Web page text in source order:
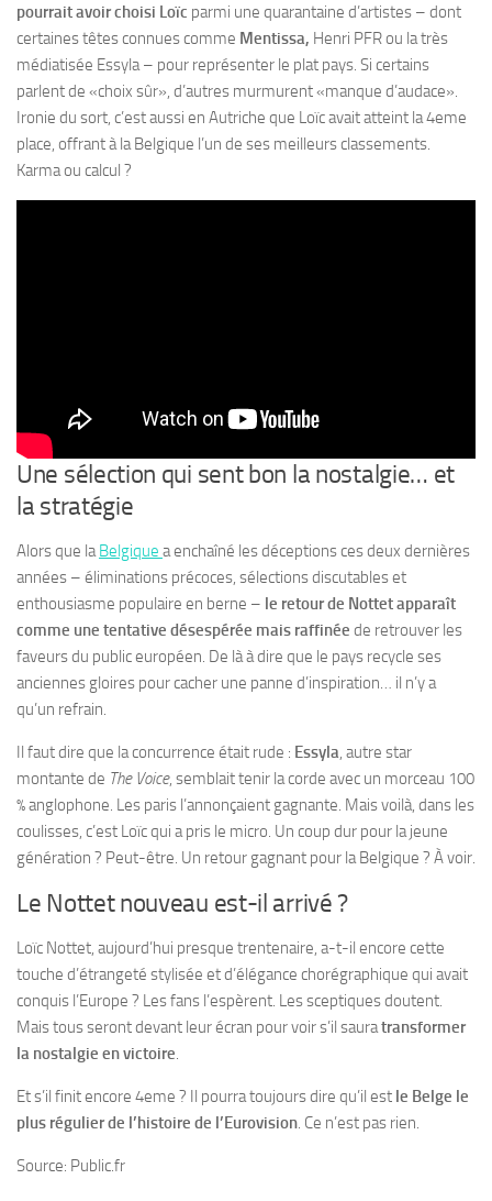
pourrait avoir choisi Loïc parmi une quarantaine d’artistes – dont
certaines têtes connues comme Mentissa, Henri PFR ou la très
médiatisée Essyla – pour représenter le plat pays. Si certains
parlent de «choix sûr», d’autres murmurent «manque d’audace».
Ironie du sort, c’est aussi en Autriche que Loïc avait atteint la 4eme
place, offrant à la Belgique l’un de ses meilleurs classements.
Karma ou calcul ?
Une sélection qui sent bon la nostalgie… et
la stratégie
Alors que laBelgique a enchaîné les déceptions ces deux dernières
années – éliminations précoces, sélections discutables et
enthousiasme populaire en berne – le retour de Nottet apparaît
comme une tentative désespérée mais raffinée de retrouver les
faveurs du public européen. De là à dire que le pays recycle ses
anciennes gloires pour cacher une panne d’inspiration… il n’y a
qu’un refrain.
Il faut dire que la concurrence était rude : Essyla, autre star
montante de The Voice, semblait tenir la corde avec un morceau 100
% anglophone. Les paris l’annonçaient gagnante. Mais voilà, dans les
coulisses, c’est Loïc qui a pris le micro. Un coup dur pour la jeune
génération ? Peut-être. Un retour gagnant pour la Belgique ? À voir.
Le Nottet nouveau est-il arrivé ?
Loïc Nottet, aujourd’hui presque trentenaire, a-t-il encore cette
touche d’étrangeté stylisée et d’élégance chorégraphique qui avait
conquis l’Europe ? Les fans l’espèrent. Les sceptiques doutent.
Mais tous seront devant leur écran pour voir s’il sauratransformer
la nostalgie en victoire.
Et s’il finit encore 4eme ? Il pourra toujours dire qu’il est le Belge le
plus régulier de l’histoire de l’Eurovision. Ce n’est pas rien.
Source: Public.fr